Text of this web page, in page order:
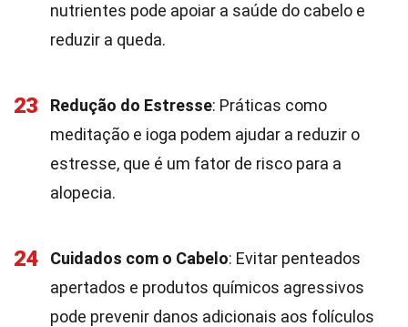
nutrientes pode apoiar a saúde do cabelo e
reduzir a queda.
23 Redução do Estresse: Práticas como
meditação e ioga podem ajudar a reduzir o
estresse, que é um fator de risco para a
alopecia.
24 Cuidados com o Cabelo: Evitar penteados
apertados e produtos químicos agressivos
pode prevenir danos adicionais aos folículos